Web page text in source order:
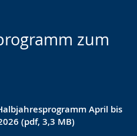
zum
April bis
(pdf, 3,3 MB)